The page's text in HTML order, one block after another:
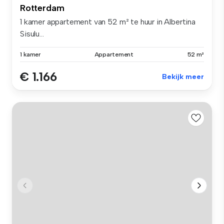
Rotterdam
1 kamer appartement van 52 m² te huur in Albertina
Sisulu...
1 kamer Appartement 52 m²
€ 1.166 Bekijk meer